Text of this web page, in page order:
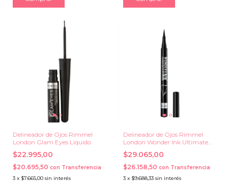
Delineador de Ojos Rimmel
London Glam Eyes Liquido
$22.995,00
$20.695,50 con Transferencia
3 x $7.665,00 sin interés
Delineador de Ojos Rimmel
London Wonder Ink Ultimate
Liquido
$29.065,00
$26.158,50 con Transferencia
3 x $9.688,33 sin interés